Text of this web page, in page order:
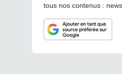
tous nos contenus :